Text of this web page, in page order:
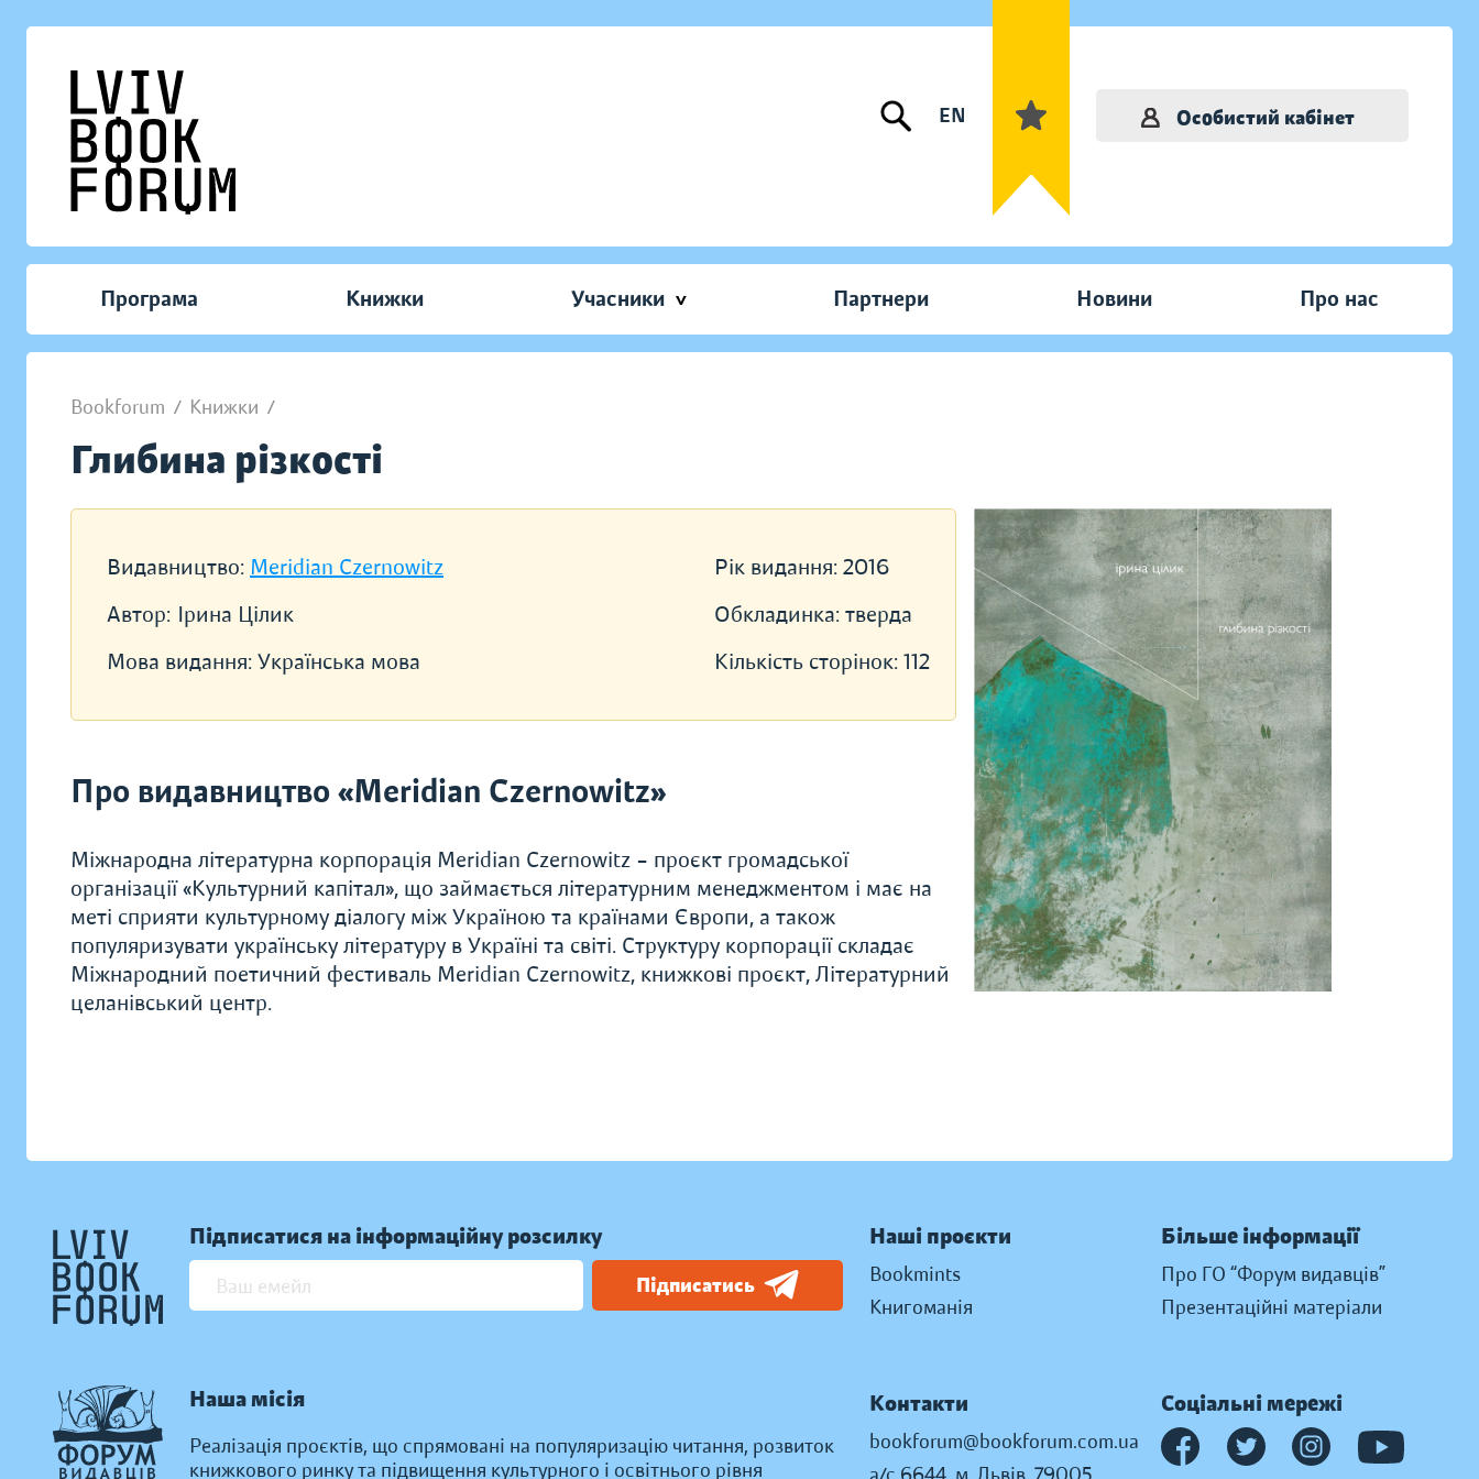
EN Особистий кабінет
Програма Книжки Учасники Партнери Новини Про нас
Bookforum / Книжки /
Глибина різкості
Видавництво: Meridian Czernowitz
Автор: Ірина Цілик
Мова видання: Українська мова
Рік видання: 2016
Обкладинка: тверда
Кількість сторінок: 112
Про видавництво «Meridian Czernowitz»
Міжнародна літературна корпорація Meridian Czernowitz – проєкт громадської
організації «Культурний капітал», що займається літературним менеджментом і має на
меті сприяти культурному діалогу між Україною та країнами Європи, а також
популяризувати українську літературу в Україні та світі. Структуру корпорації складає
Міжнародний поетичний фестиваль Meridian Czernowitz, книжкові проєкт, Літературний
целанівський центр.
Підписатися на інформаційну розсилку
Підписатись
Наша місія
Реалізація проєктів, що спрямовані на популяризацію читання, розвиток
книжкового ринку та підвищення культурного і освітнього рівня
Наші проєкти
Bookmints
Книгоманія
Більше інформації
Про ГО “Форум видавців”
Презентаційні матеріали
Контакти
bookforum@bookforum.com.ua
Соціальні мережі